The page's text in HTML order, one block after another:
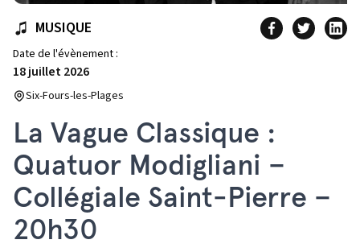
MUSIQUE
Date de l'évènement :
18 juillet 2026
Six-Fours-les-Plages
La Vague Classique :
Quatuor Modigliani –
Collégiale Saint-Pierre –
20h30